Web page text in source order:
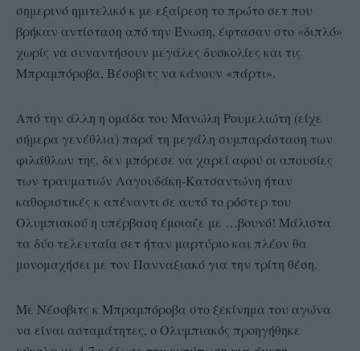
σημερινό ημιτελικό κ με εξαίρεση το πρώτο σετ που
βρήκαν αντίσταση από την Ένωση, έφτασαν στο «διπλό»
χωρίς να συναντήσουν μεγάλες δυσκολίες και τις
Μπραμπόροβα, Βέσοβιτς να κάνουν «πάρτι».
Από την άλλη η ομάδα του Μανώλη Ρουμελιώτη (είχε
σήμερα γενέθλια) παρά τη μεγάλη συμπαράσταση των
φιλάθλων της, δεν μπόρεσε να χαρεί αφού οι απουσίες
των τραυματιών Λαγουδάκη-Κατσαντώνη ήταν
καθοριστικές κ απέναντι σε αυτό το ρόστερ του
Ολυμπιακού η υπέρβαση έμοιαζε με …βουνό! Μάλιστα
τα δύο τελευταία σετ ήταν μαρτύριο και πλέον θα
μονομαχήσει με τον Πανναξιακό για την τρίτη θέση.
Mε Νέσοβιτς κ Μπραμπόροβα στο ξεκίνημα του αγώνα
να είναι ασταμάτητες, ο Ολυμπιακός προηγήθηκε